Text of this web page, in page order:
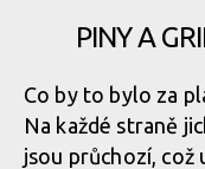
PINY A
Co by to bylo za
Na každé straně
jsou průchozí, což